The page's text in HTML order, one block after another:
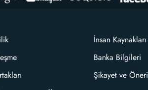
İnsan Kaynakları
Banka Bilgileri
Şikayet ve Öneri